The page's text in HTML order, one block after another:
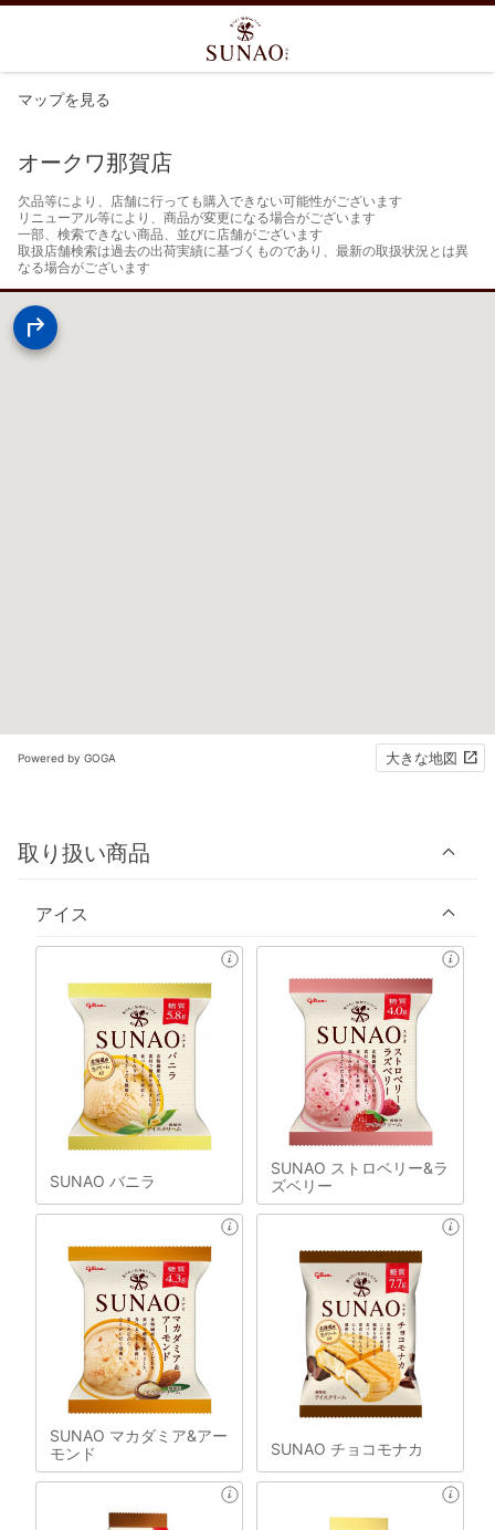
マップを見る
オークワ那賀店
欠品等により、店舗に行っても購入できない可能性がございます
リニューアル等により、商品が変更になる場合がございます
一部、検索できない商品、並びに店舗がございます
取扱店舗検索は過去の出荷実績に基づくものであり、最新の取扱状況とは異
なる場合がございます
Powered by GOGA 大きな地図
取り扱い商品
アイス
SUNAO バニラ
SUNAO ストロベリー&ラ
ズベリー
SUNAO マカダミア&アー
モンド
SUNAO チョコモナカ